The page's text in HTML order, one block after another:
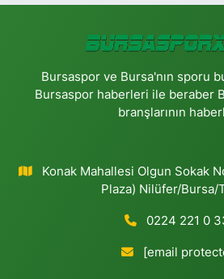
Bursaspor ve Bursa'nın sporu
Bursaspor haberleri ile beraber
branşlarının
Konak Mahallesi Olgun Sokak
Plaza) Nilüfer/Bursa/
0224 221 0
[email